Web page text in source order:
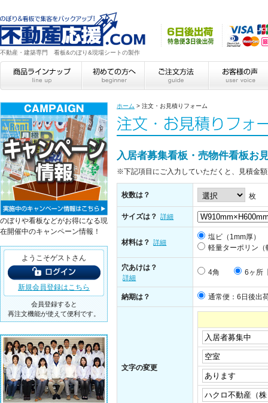
不動産・建築専門 看板&のぼり&現場シートの製作
ホーム > 注文・お見積りフォーム
入居者募集看板・売物件看板お
※下記項目にご入力していただくと、見積金
枚数は？ 枚
サイズは？ 詳細
材料は？ 詳細
塩ビ（1mm厚）
軽量ターポリン（
穴あけは？
詳細
4角 6ヶ所
納期は？ 通常便：6日後出
文字の変更
のぼりや看板などがお得になる現
在開催中のキャンペーン情報！
ようこそゲストさん
新規会員登録はこちら
会員登録すると
再注文機能が使えて便利です。